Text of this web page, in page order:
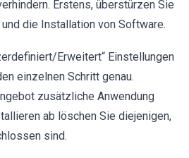
Erstens, überstürzen Sie
die Installation von Software.
Erweitert“ Einstellungen
einzelnen Schritt genau.
zusätzliche Anwendung
ab löschen Sie diejenigen,
sind.